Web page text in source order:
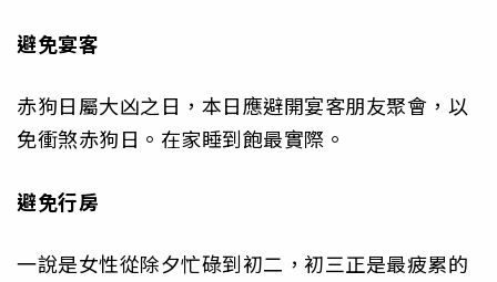
避免宴客
赤狗日屬大凶之日，本日應避開宴客朋友聚會，以
免衝煞赤狗日。在家睡到飽最實際。
避免行房
一說是女性從除夕忙碌到初二，初三正是最疲累的